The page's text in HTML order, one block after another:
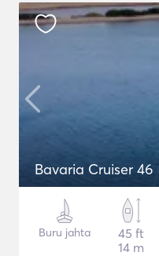
Bavaria Cruiser 46
Buru jahta
45 ft
14 m